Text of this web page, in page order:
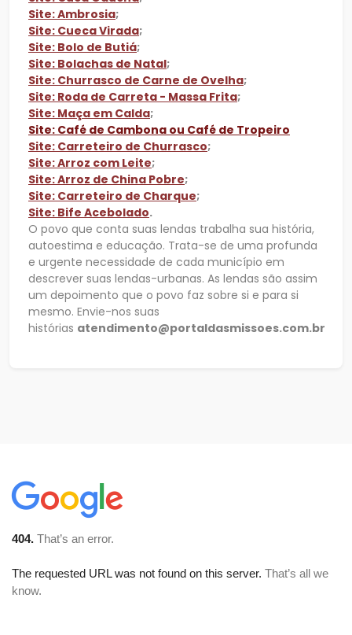
Site: Ambrosia;
Site: Cueca Virada;
Site: Bolo de Butiá;
Site: Bolachas de Natal;
Site: Churrasco de Carne de Ovelha;
Site: Roda de Carreta - Massa Frita;
Site: Maça em Calda;
Site: Café de Cambona ou Café de Tropeiro
Site: Carreteiro de Churrasco;
Site: Arroz com Leite;
Site: Arroz de China Pobre;
Site: Carreteiro de Charque;
Site: Bife Acebolado.
O povo que conta suas lendas trabalha sua história,
autoestima e educação. Trata-se de uma profunda
e urgente necessidade de cada município em
descrever suas lendas-urbanas. As lendas são assim
um depoimento que o povo faz sobre si e para si
mesmo. Envie-nos suas
histórias atendimento@portaldasmissoes.com.br